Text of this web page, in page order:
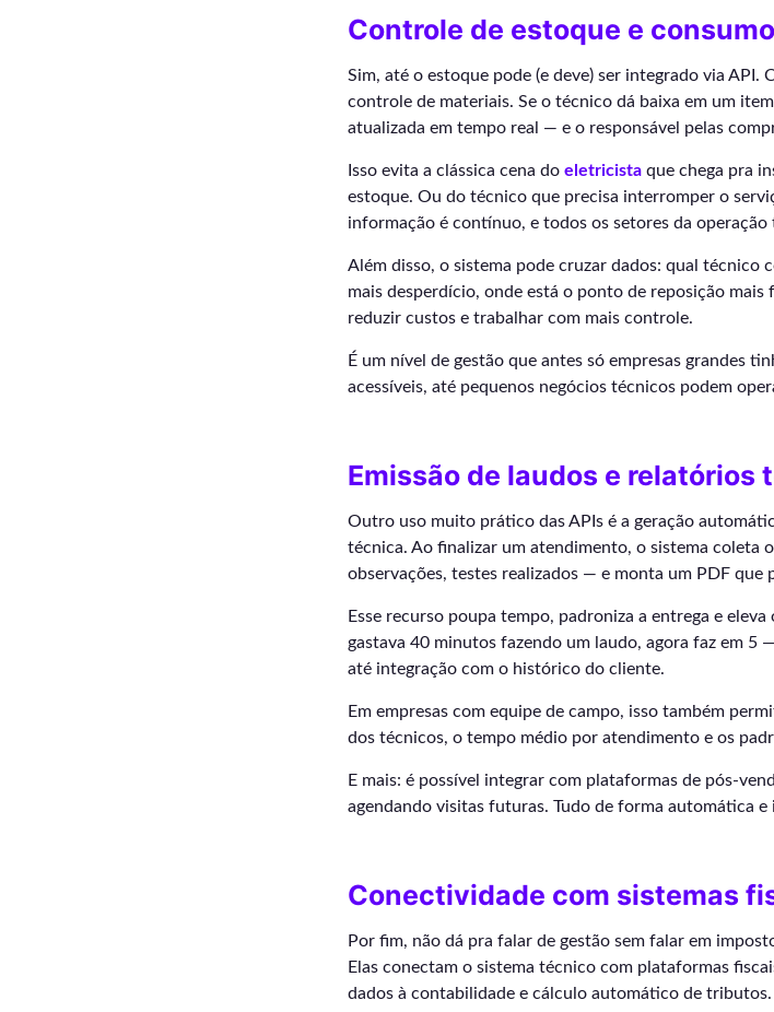
Controle de estoque e
Sim, até o estoque pode (e deve) ser integrado via API.
controle de materiais. Se o técnico dá baixa em um
atualizada em tempo real — e o responsável pelas
Isso evita a clássica cena do eletricista que chega pra
estoque. Ou do técnico que precisa interromper o
informação é contínuo, e todos os setores da
Além disso, o sistema pode cruzar dados: qual técnico
mais desperdício, onde está o ponto de reposição
reduzir custos e trabalhar com mais controle.
É um nível de gestão que antes só empresas grandes
acessíveis, até pequenos negócios técnicos podem
Emissão de laudos e
Outro uso muito prático das APIs é a geração
técnica. Ao finalizar um atendimento, o sistema coleta
observações, testes realizados — e monta um PDF
Esse recurso poupa tempo, padroniza a entrega e
gastava 40 minutos fazendo um laudo, agora faz em
até integração com o histórico do cliente.
Em empresas com equipe de campo, isso também
dos técnicos, o tempo médio por atendimento e os
E mais: é possível integrar com plataformas de pós-
agendando visitas futuras. Tudo de forma automática e
Conectividade com sistemas
Por fim, não dá pra falar de gestão sem falar em
Elas conectam o sistema técnico com plataformas
dados à contabilidade e cálculo automático de tributos.